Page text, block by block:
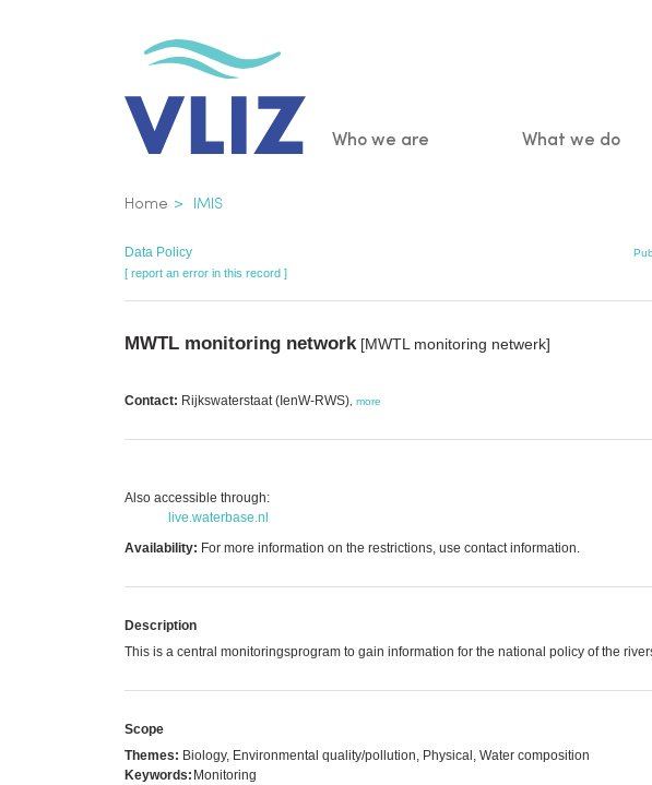
Main
Who we are What we do
Breadcrumb
Home IMIS
Data Policy
[ report an error in this record ]
MWTL monitoring network [MWTL monitoring netwerk]
Contact: Rijkswaterstaat (IenW-RWS) more
Also accessible through:
live.waterbase.nl
Availability: For more information on the restrictions, use contact information.
Description
This is a central monitoringsprogram to gain information for the national policy of the
Scope
Themes: Biology, Environmental quality/pollution, Physical, Water composition
Keywords: Monitoring